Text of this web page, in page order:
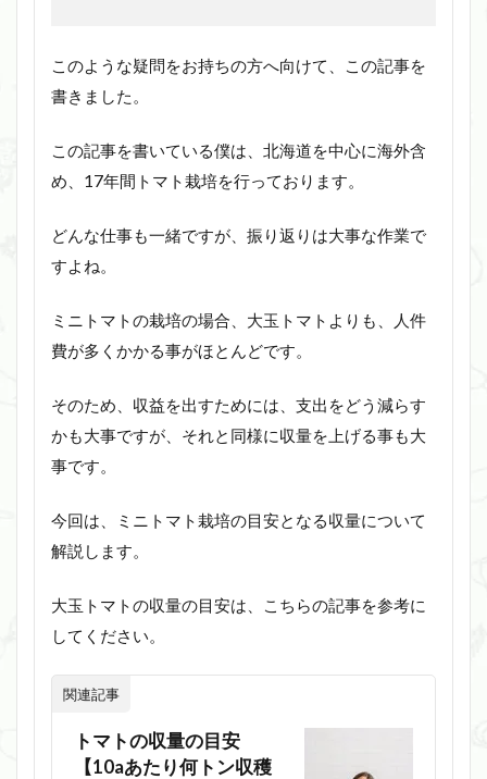
このような疑問をお持ちの方へ向けて、この記事を
書きました。
この記事を書いている僕は、北海道を中心に海外含
め、17年間トマト栽培を行っております。
どんな仕事も一緒ですが、振り返りは大事な作業で
すよね。
ミニトマトの栽培の場合、大玉トマトよりも、人件
費が多くかかる事がほとんどです。
そのため、収益を出すためには、支出をどう減らす
かも大事ですが、それと同様に収量を上げる事も大
事です。
今回は、ミニトマト栽培の目安となる収量について
解説します。
大玉トマトの収量の目安は、こちらの記事を参考に
してください。
関連記事
トマトの収量の目安
【10aあたり何トン収穫